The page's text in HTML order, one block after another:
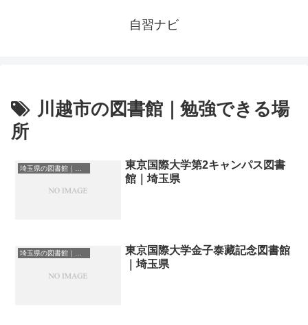
自習ナビ
川越市の図書館｜勉強できる場
所
東京国際大学第2キャンパス図書
館｜埼玉県
埼玉県の図書館｜勉強できる場所
東京国際大学金子泰藏記念図書館
｜埼玉県